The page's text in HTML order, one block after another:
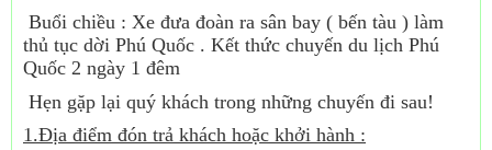
Buổi chiều : Xe đưa đoàn ra sân bay ( bến tàu ) làm
thủ tục dời Phú Quốc . Kết thức chuyến du lịch Phú
Quốc 2 ngày 1 đêm
Hẹn gặp lại quý khách trong những chuyến đi sau!
1.Địa điểm đón trả khách hoặc khởi hành :